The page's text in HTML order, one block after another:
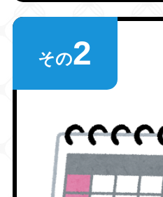
その2